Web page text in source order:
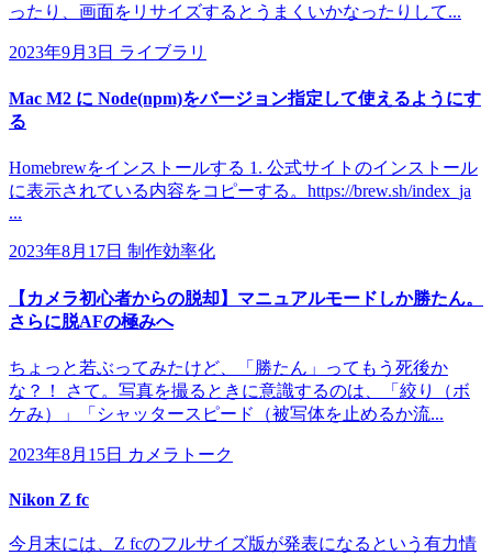
ったり、画面をリサイズするとうまくいかなったりして...
2023年9月3日 ライブラリ
Mac M2 に Node(npm)をバージョン指定して使えるようにす
る
Homebrewをインストールする 1. 公式サイトのインストール
に表示されている内容をコピーする。https://brew.sh/index_ja
...
2023年8月17日 制作効率化
【カメラ初心者からの脱却】マニュアルモードしか勝たん。
さらに脱AFの極みへ
ちょっと若ぶってみたけど、「勝たん」ってもう死後か
な？！ さて。写真を撮るときに意識するのは、「絞り（ボ
ケみ）」「シャッタースピード（被写体を止めるか流...
2023年8月15日 カメラトーク
Nikon Z fc
今月末には、Z fcのフルサイズ版が発表になるという有力情